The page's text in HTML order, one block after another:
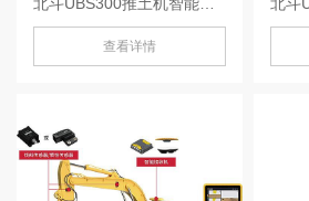
查看详情